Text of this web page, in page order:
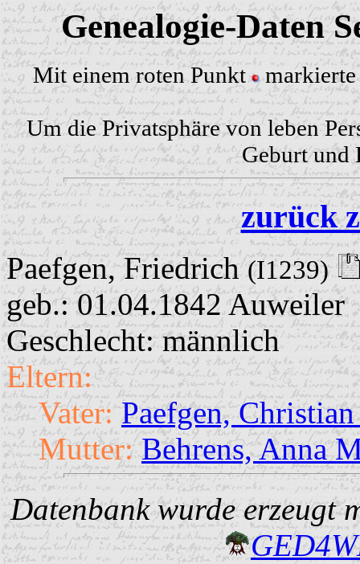
Genealogie-Daten
Mit einem roten Punkt markierte
Um die Privatsphäre von leben
Geburt und
zurück
Paefgen, Friedrich(I1239)
geb.: 01.04.1842 Auweiler
Geschlecht: männlich
Eltern:
Vater: Paefgen,
Mutter: Behrens, Anna
Datenbank wurde erzeugt